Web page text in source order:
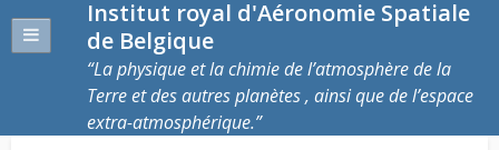
Institut royal d'Aéronomie Spatiale
de Belgique
La physique et la chimie de l’atmosphère de la
Terre et des autres planètes , ainsi que de l’espace
extra-atmosphérique.